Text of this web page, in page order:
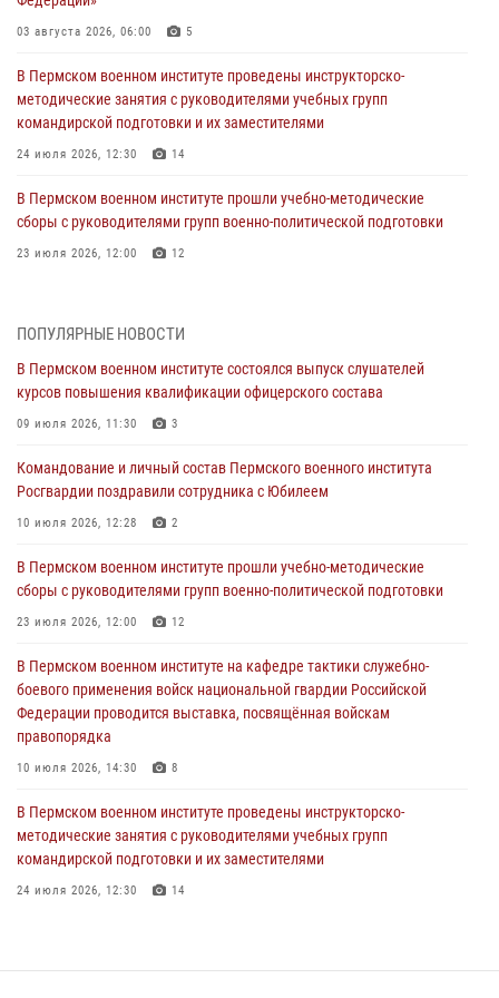
03 августа 2026, 06:00 5
В Пермском военном институте проведены инструкторско-
методические занятия с руководителями учебных групп
командирской подготовки и их заместителями
24 июля 2026, 12:30 14
В Пермском военном институте прошли учебно-методические
сборы с руководителями групп военно-политической подготовки
23 июля 2026, 12:00 12
Федерации проводится выставка, посвящённая войскам
правопорядка
10 июля 2026, 14:30 8
Росгвардии поздравили сотрудника с Юбилеем
10 июля 2026, 12:28 2
курсов повышения квалификации офицерского состава
09 июля 2026, 11:30 3
по набору абитуриентов из числа граждан, прошедших и не
проходивших военную службу
08 июля 2026, 09:36 2
Военнослужащие Пермского военного института приняли участие в
боксу
07 июля 2026, 10:30 4
ПОПУЛЯРНЫЕ НОВОСТИ
В Пермском военном институте состоялся выпуск слушателей
курсов повышения квалификации офицерского состава
09 июля 2026, 11:30 3
Командование и личный состав Пермского военного института
Росгвардии поздравили сотрудника с Юбилеем
10 июля 2026, 12:28 2
В Пермском военном институте прошли учебно-методические
сборы с руководителями групп военно-политической подготовки
23 июля 2026, 12:00 12
В Пермском военном институте на кафедре тактики служебно-
боевого применения войск национальной гвардии Российской
Федерации проводится выставка, посвящённая войскам
правопорядка
10 июля 2026, 14:30 8
В Пермском военном институте проведены инструкторско-
методические занятия с руководителями учебных групп
командирской подготовки и их заместителями
24 июля 2026, 12:30 14